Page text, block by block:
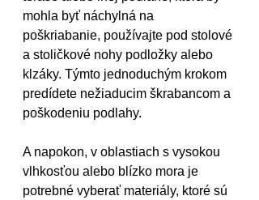
mohla byť náchylná na
poškriabanie, používajte pod stolové
a stoličkové nohy podložky alebo
klzáky. Týmto jednoduchým krokom
predídete nežiaducim škrabancom a
poškodeniu podlahy.
A napokon, v oblastiach s vysokou
vlhkosťou alebo blízko mora je
potrebné vyberať materiály, ktoré sú